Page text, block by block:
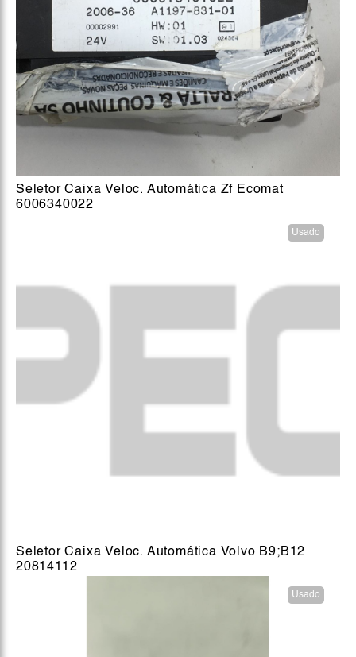
Seletor Caixa Veloc. Automática Zf Ecomat
6006340022
Usado
Seletor Caixa Veloc. Automática Volvo B9;B12
20814112
Usado